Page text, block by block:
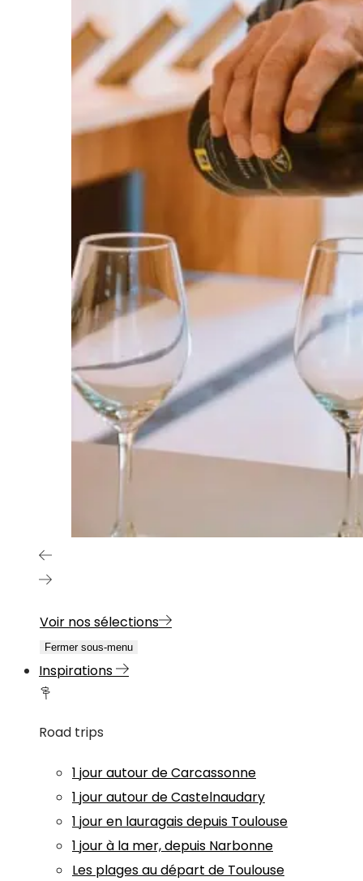
Voir nos sélections
Fermer sous-menu
Inspirations
Road trips
1 jour autour de Carcassonne
1 jour autour de Castelnaudary
1 jour en lauragais depuis Toulouse
1 jour à la mer, depuis Narbonne
Les plages au départ de Toulouse